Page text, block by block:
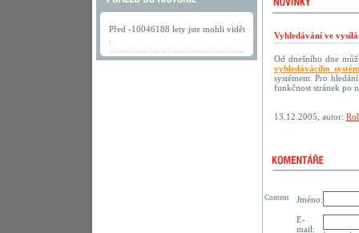
Před -10046188 lety jste mohli vidět
Vyhledávání ve
Od dnešního dne
vyhledávácího
systémem. Pro
funkčnost stránek po
13.12.2005, autor:
Jméno:
E-
mail:
Content